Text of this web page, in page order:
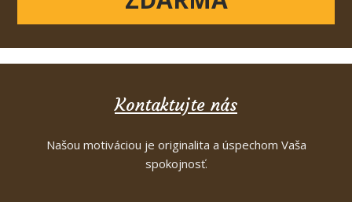
Kontaktujte nás
Našou motiváciou je originalita a úspechom Vaša
spokojnosť.